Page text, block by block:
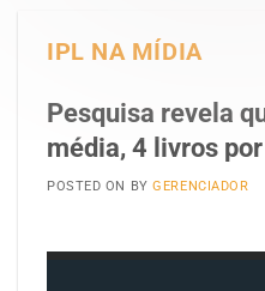
IPL NA MÍDIA
Pesquisa revela
média, 4 livros
POSTED ON BYGERENCIADOR